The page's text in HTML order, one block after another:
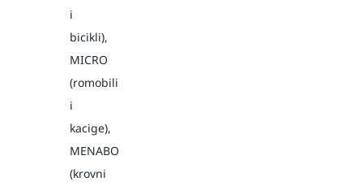
i
bicikli),
MICRO
(romobili
i
kacige),
MENABO
(krovni